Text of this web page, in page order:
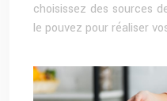
choisissez des sources
le pouvez pour réaliser